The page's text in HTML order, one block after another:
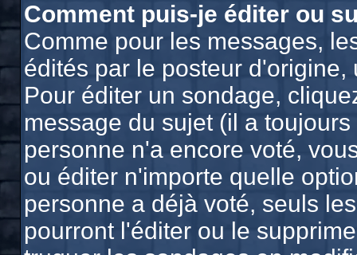
Comment puis-je éditer ou
Comme pour les messages,
édités par le posteur
Pour éditer un sondage,
message du sujet (il a
personne n'a encore voté,
ou éditer n'importe quelle
personne a déjà voté, seuls
pourront l'éditer ou le